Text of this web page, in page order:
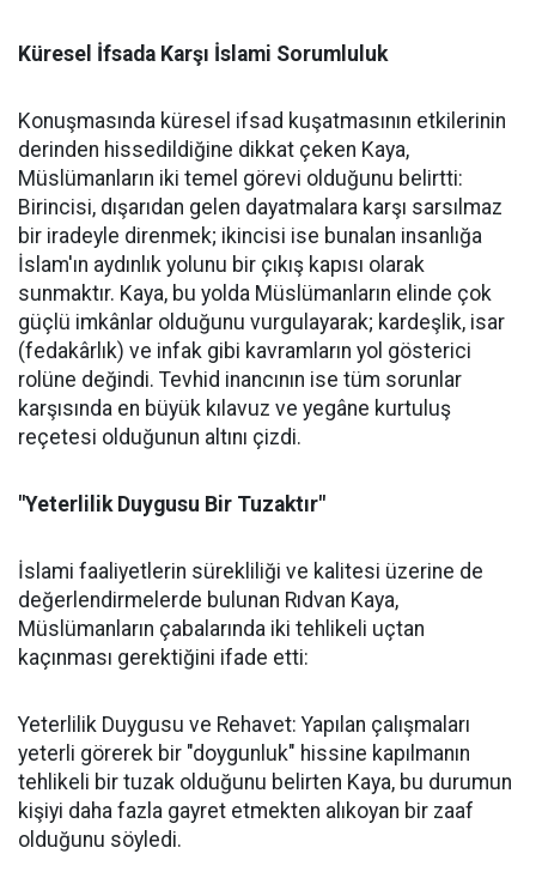
Küresel İfsada Karşı İslami Sorumluluk
Konuşmasında küresel ifsad kuşatmasının etkilerinin
derinden hissedildiğine dikkat çeken Kaya,
Müslümanların iki temel görevi olduğunu belirtti:
Birincisi, dışarıdan gelen dayatmalara karşı sarsılmaz
bir iradeyle direnmek; ikincisi ise bunalan insanlığa
İslam'ın aydınlık yolunu bir çıkış kapısı olarak
sunmaktır. Kaya, bu yolda Müslümanların elinde çok
güçlü imkânlar olduğunu vurgulayarak; kardeşlik, isar
(fedakârlık) ve infak gibi kavramların yol gösterici
rolüne değindi. Tevhid inancının ise tüm sorunlar
karşısında en büyük kılavuz ve yegâne kurtuluş
reçetesi olduğunun altını çizdi.
"Yeterlilik Duygusu Bir Tuzaktır"
İslami faaliyetlerin sürekliliği ve kalitesi üzerine de
değerlendirmelerde bulunan Rıdvan Kaya,
Müslümanların çabalarında iki tehlikeli uçtan
kaçınması gerektiğini ifade etti:
Yeterlilik Duygusu ve Rehavet: Yapılan çalışmaları
yeterli görerek bir "doygunluk" hissine kapılmanın
tehlikeli bir tuzak olduğunu belirten Kaya, bu durumun
kişiyi daha fazla gayret etmekten alıkoyan bir zaaf
olduğunu söyledi.